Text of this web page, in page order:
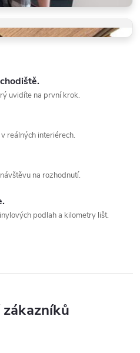
uvidíte na první krok.
reálných interiérech.
na rozhodnutí.
podlah a kilometry lišt.